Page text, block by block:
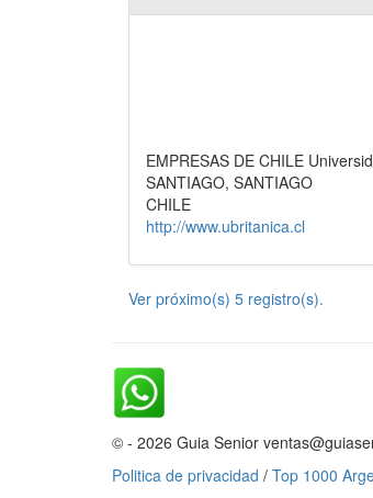
EMPRESAS DE CHILE
SANTIAGO, SANTIAGO
CHILE
http://www.ubritanica.cl
Ver próximo(s) 5 registro(s).
© - 2026 Guia Senior
Politica de privacidad / Top 1000